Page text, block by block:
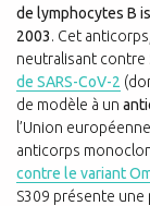
de lymphocytes B
2003. Cet
neutralisant contre
de SARS-CoV-2
de modèle à un
l’Union
anticorps
contre le variant
S309 présente